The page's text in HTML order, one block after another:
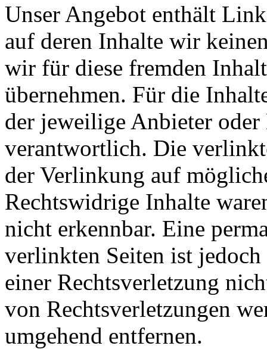
Unser Angebot enthält
auf deren Inhalte wir
wir für diese fremden
übernehmen. Für die
der jeweilige Anbieter oder
verantwortlich. Die
der Verlinkung auf
Rechtswidrige Inhalte
nicht erkennbar. Eine
verlinkten Seiten ist
einer Rechtsverletzung
von Rechtsverletzungen
umgehend entfernen.